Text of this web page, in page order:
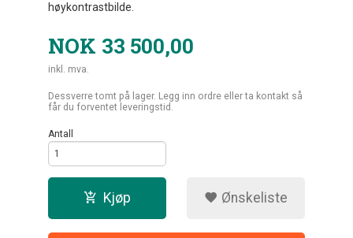
høykontrastbilde.
NOK 33 500,00
inkl. mva.
Dessverre tomt på lager. Legg inn ordre eller ta kontakt så
får du forventet leveringstid.
Antall
Kjøp Ønskeliste